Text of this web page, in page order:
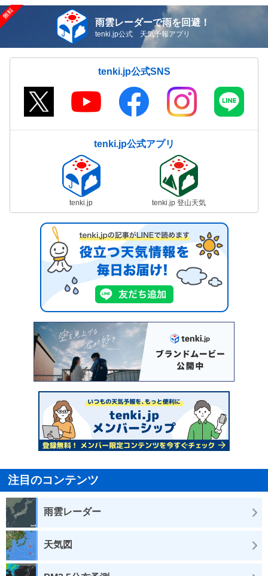
雨雲レーダーで雨を回避！
tenki.jp公式 天気予報アプリ
tenki.jp公式SNS
tenki.jp公式アプリ
tenki.jp tenki.jp 登山天気
注目のコンテンツ
雨雲レーダー
天気図